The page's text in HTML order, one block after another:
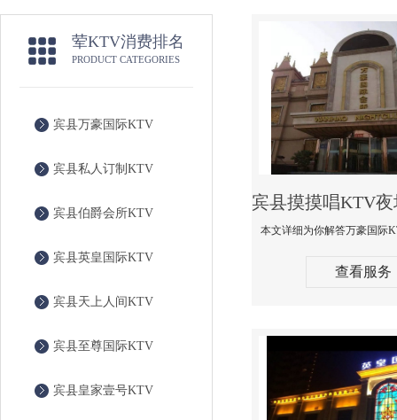
荤KTV消费排名
PRODUCT CATEGORIES
宾县万豪国际KTV
宾县私人订制KTV
宾县伯爵会所KTV
宾县英皇国际KTV
宾县天上人间KTV
宾县至尊国际KTV
宾县皇家壹号KTV
查看服务